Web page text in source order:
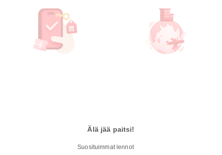
Älä jää paitsi!
Suosituimmat lennot